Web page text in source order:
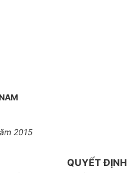
2015
QUYẾT ĐỊNH